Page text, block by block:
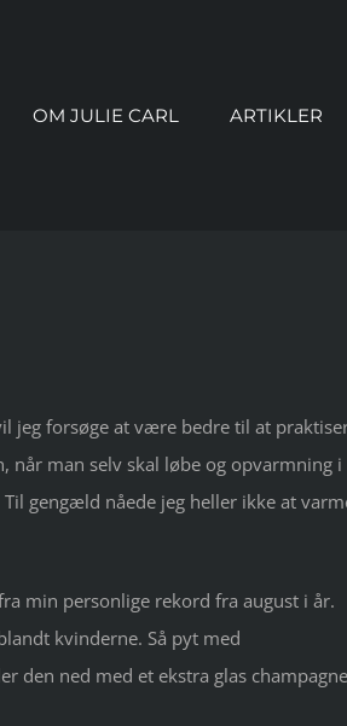
OM JULIE CARL ARTIKLER
jeg forsøge at være bedre til at
når man selv skal løbe og opvarmning i
gengæld nåede jeg heller ikke at
min personlige rekord fra august i år.
kvinderne. Så pyt med
den ned med et ekstra glas